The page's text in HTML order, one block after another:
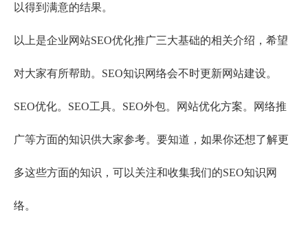
以得到满意的结果。
以上是企业网站SEO优化推广三大基础的相关介绍，希望
对大家有所帮助。SEO知识网络会不时更新网站建设。
SEO优化。SEO工具。SEO外包。网站优化方案。网络推
广等方面的知识供大家参考。要知道，如果你还想了解更
多这些方面的知识，可以关注和收集我们的SEO知识网
络。